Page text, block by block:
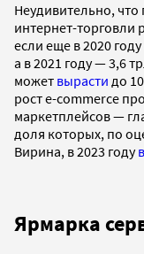
Неудивительно,
интернет-торговли
если еще в 2020
а в 2021 году — 3,6
может вырасти до
рост e-commerce
маркетплейсов —
доля которых, по
Вирина, в 2023 году
Ярмарка